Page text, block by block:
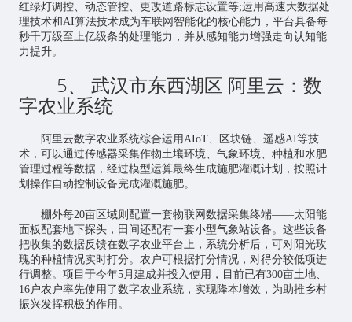
红绿灯调控、动态管控、更改道路标志设置等;运用高速大数据处
理技术和AI算法技术成为车联网智能化的核心能力，平台具备每
秒千万级至上亿级条的处理能力，并从感知能力增强走向认知能
力提升。
5、 武汉市东西湖区 阿里云：数
字农业系统
阿里云数字农业系统综合运用AIoT、区块链、遥感AI等技
术，可以通过传感器采集作物土壤环境、气象环境、种植和水肥
管理过程等数据，经过模型运算最终生成施肥灌溉计划，按照计
划操作自动控制设备完成灌溉施肥。
棚外每20亩区域则配置一套物联网 数据采集终端——太阳能
面板配套地下探头，田间还配有一套小型气象站设备。这些设备
把收集的数据反馈在数字农业平台上，系统分析后，可对阳光玫
瑰的种植情况实时打分。农户可根据打分情况，对得分较低项进
行调整。项目于今年5月建成并投入使用，目前已有300亩土地、
16户农户率先使用了数字农业系统，实现降本增效，为助推乡村
振兴发挥积极的作用。